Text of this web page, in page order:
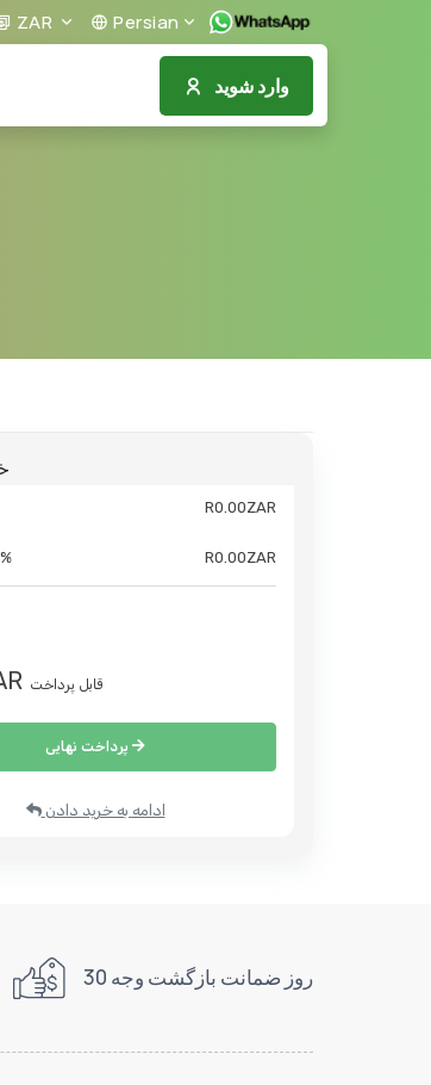
ZAR Persian
وارد شوید
R0.00ZAR
R0.00ZAR
قابل پرداخت
ادامه به خرید دادن
30 روز ضمانت بازگشت وجه